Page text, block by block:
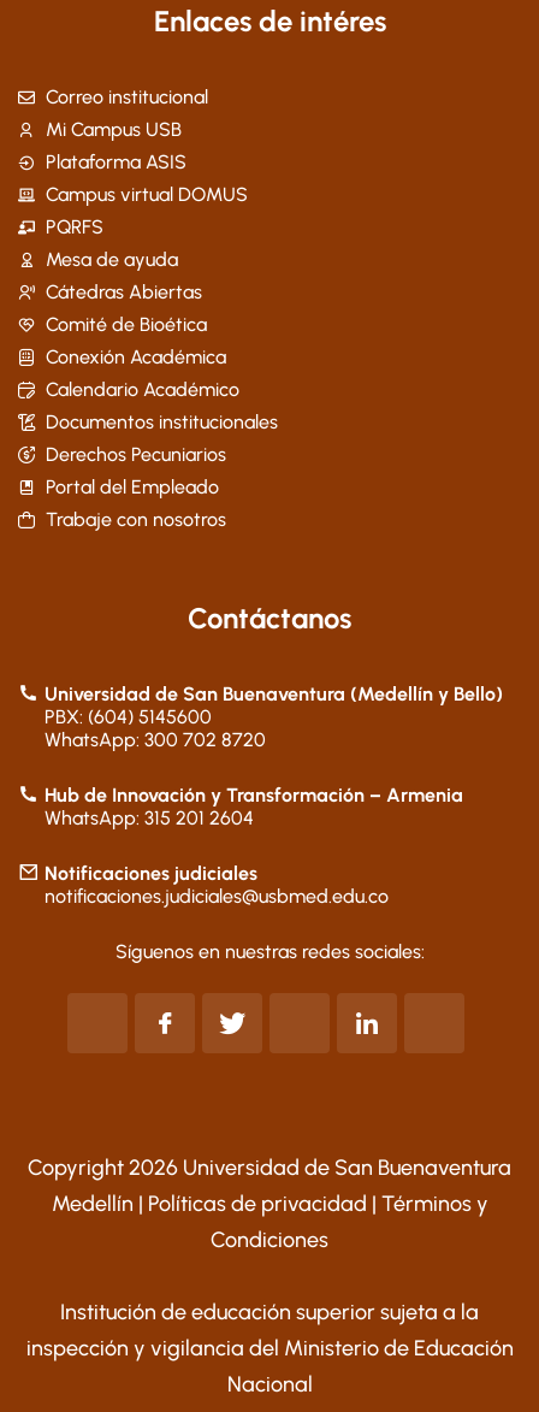
Enlaces de intéres
Correo institucional
Mi Campus USB
Plataforma ASIS
Campus virtual DOMUS
PQRFS
Mesa de ayuda
Cátedras Abiertas
Comité de Bioética
Conexión Académica
Calendario Académico
Documentos institucionales
Derechos Pecuniarios
Portal del Empleado
Trabaje con nosotros
Contáctanos
Universidad de San Buenaventura (Medellín y Bello)
PBX: (604) 5145600
WhatsApp: 300 702 8720
Hub de Innovación y Transformación – Armenia
WhatsApp: 315 201 2604
Notificaciones judiciales
notificaciones.judiciales@usbmed.edu.co
Síguenos en nuestras redes sociales:
Copyright 2026 Universidad de San Buenaventura
Medellín | Políticas de privacidad | Términos y
Condiciones
Institución de educación superior sujeta a la
inspección y vigilancia del Ministerio de Educación
Nacional